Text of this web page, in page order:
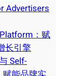
Advertisers
：赋
长引擎
Self-